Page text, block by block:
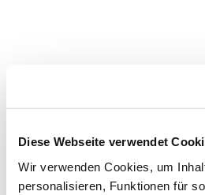
Diese Webseite verwendet
Wir verwenden Cookies, um
personalisieren, Funktionen für